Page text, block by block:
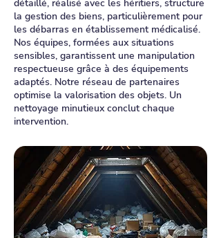
détaillé, réalisé avec les héritiers, structure
la gestion des biens, particulièrement pour
les débarras en établissement médicalisé.
Nos équipes, formées aux situations
sensibles, garantissent une manipulation
respectueuse grâce à des équipements
adaptés. Notre réseau de partenaires
optimise la valorisation des objets. Un
nettoyage minutieux conclut chaque
intervention.